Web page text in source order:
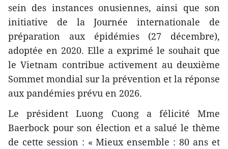
sein des instances onusiennes, ainsi que son
initiative de la Journée internationale de
préparation aux épidémies (27 décembre),
adoptée en 2020. Elle a exprimé le souhait que
le Vietnam contribue activement au deuxième
Sommet mondial sur la prévention et la réponse
aux pandémies prévu en 2026.
Le président Luong Cuong a félicité Mme
Baerbock pour son élection et a salué le thème
de cette session : « Mieux ensemble : 80 ans et